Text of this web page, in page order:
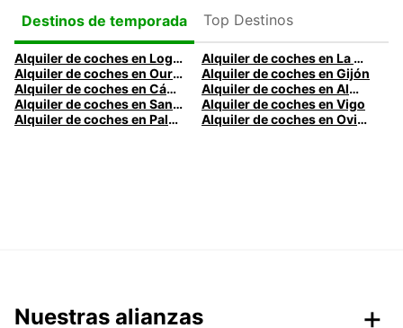
Destinos de temporada
Top Destinos
Alquiler de coches en Logroño
Alquiler de coches en La Coruña
Alquiler de coches en Ourense
Alquiler de coches en Gijón
Alquiler de coches en Cádiz
Alquiler de coches en Almería
Alquiler de coches en Santander
Alquiler de coches en Vigo
Alquiler de coches en Palma
Alquiler de coches en Oviedo
Nuestras alianzas